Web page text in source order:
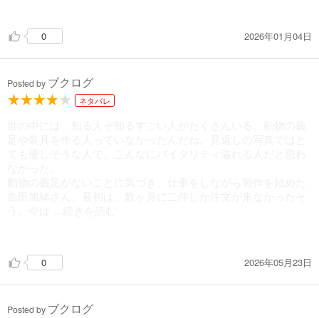
同時に試行錯誤を重ねて積み上げられた技術のすごさに感嘆し
ました。
たとのこと。
お仕事に対する熱量にもとても感服しました。
0 2026年01月04日
Posted by ブクログ
ネタバレ
も、作り直し（調整）が多いから一匹にかける時間が長い！
すごいなあ。我が身を反省？！
0 2026年05月23日
Posted by ブクログ